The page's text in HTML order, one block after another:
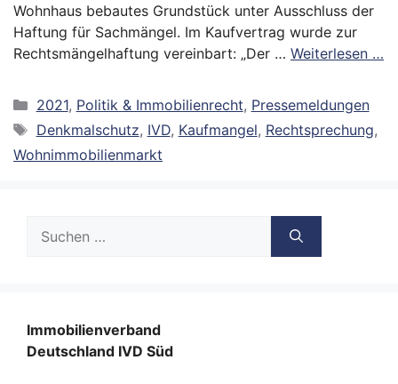
Wohnhaus bebautes Grundstück unter Ausschluss der
Haftung für Sachmängel. Im Kaufvertrag wurde zur
Rechtsmängelhaftung vereinbart: „Der … Weiterlesen …
Kategorien
2021, Politik & Immobilienrecht, Pressemeldungen
Schlagwörter
Denkmalschutz, IVD, Kaufmangel, Rechtsprechung,
Wohnimmobilienmarkt
nach:
Immobilienverband
Deutschland IVD Süd